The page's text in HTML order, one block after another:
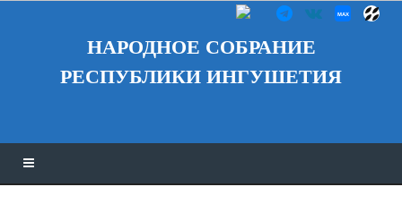
НАРОДНОЕ СОБРАНИЕ
РЕСПУБЛИКИ ИНГУШЕТИЯ